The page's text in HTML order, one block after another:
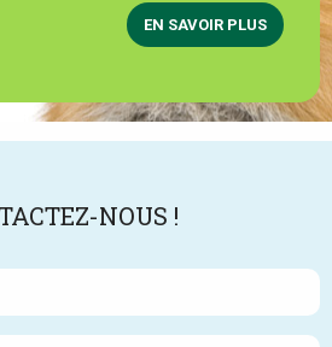
EN SAVOIR PLUS
NOUS !